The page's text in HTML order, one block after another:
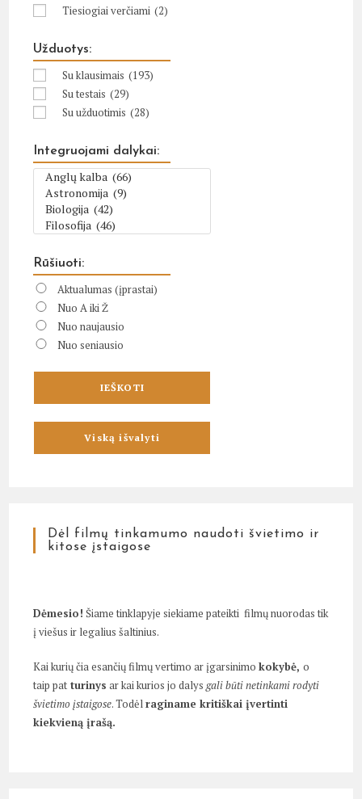
Tiesiogiai verčiami (2)
Užduotys:
Su klausimais (193)
Su testais (29)
Su užduotimis (28)
Integruojami dalykai:
Rūšiuoti:
Aktualumas (įprastai)
Nuo A iki Ž
Nuo naujausio
Nuo seniausio
Dėl filmų tinkamumo naudoti švietimo ir
kitose įstaigose
Dėmesio! Šiame tinklapyje siekiame pateikti filmų nuorodas tik
į viešus ir legalius šaltinius.
Kai kurių čia esančių filmų vertimo ar įgarsinimokokybė,o
taip pat turinys ar kai kurios jo dalysgali būti netinkami rodyti
švietimo įstaigose. Todėlraginame kritiškai įvertinti
kiekvieną įrašą.